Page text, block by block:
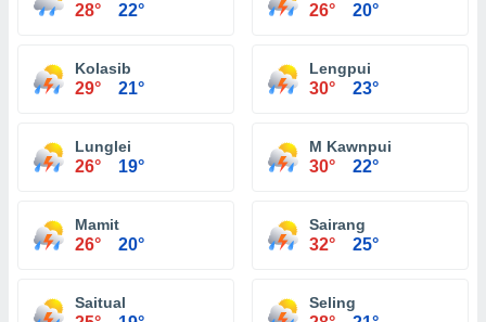
28° 22° 26° 20°
Kolasib
29° 21°
Lengpui
30° 23°
Lunglei
26° 19°
M Kawnpui
30° 22°
Mamit
26° 20°
Sairang
32° 25°
Saitual Seling